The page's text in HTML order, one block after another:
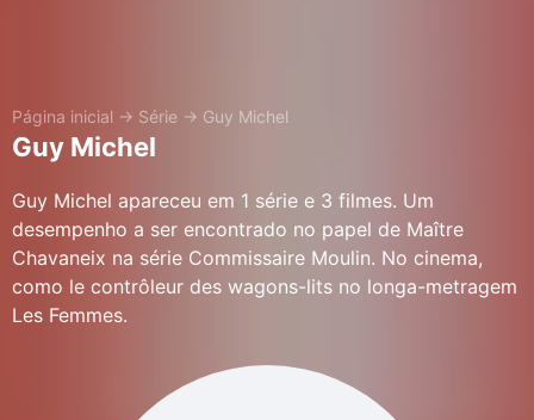
Página inicial → Série → Guy Michel
Guy Michel
Guy Michel apareceu em 1 série e 3 filmes. Um
desempenho a ser encontrado no papel de Maître
Chavaneix na série Commissaire Moulin. No cinema,
como le contrôleur des wagons-lits no longa-metragem
Les Femmes.